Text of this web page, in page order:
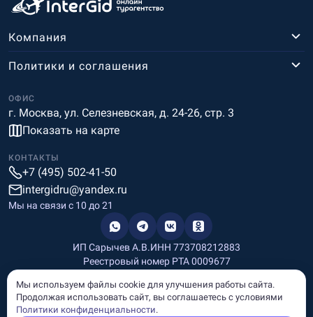
Компания
ОФИС
г. Москва, ул. Селезневская, д. 24-26, стр. 3
Показать на карте
Политики и соглашения
КОНТАКТЫ
+7 (495) 502-41-50
intergidru@yandex.ru
Мы на связи c 10 до 21
ИП Сарычев А.В.ИНН 773708212883
Реестровый номер РТА 0009677
Информация, размещённая на сайте, носит информационный
характер и не является рекламой и публичной офертой.
Мы используем файлы cookie для улучшения работы сайта.
Продолжая использовать сайт, вы соглашаетесь с условиями
Политики конфиденциальности.